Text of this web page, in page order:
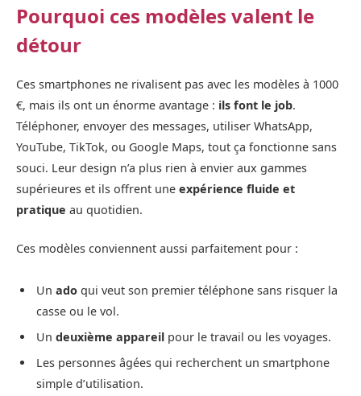
Pourquoi ces modèles valent le
détour
Ces smartphones ne rivalisent pas avec les modèles à 1000
€, mais ils ont un énorme avantage : ils font le job.
Téléphoner, envoyer des messages, utiliser WhatsApp,
YouTube, TikTok, ou Google Maps, tout ça fonctionne sans
souci. Leur design n’a plus rien à envier aux gammes
supérieures et ils offrent une expérience fluide et
pratique au quotidien.
Ces modèles conviennent aussi parfaitement pour :
Un ado qui veut son premier téléphone sans risquer la
casse ou le vol.
Un deuxième appareil pour le travail ou les voyages.
Les personnes âgées qui recherchent un smartphone
simple d’utilisation.